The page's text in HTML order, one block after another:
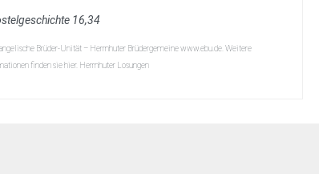
16,34
Brüder-Unität – Herrnhuter Brüdergemeine www.ebu.de. Weitere
finden sie hier. Herrnhuter Losungen